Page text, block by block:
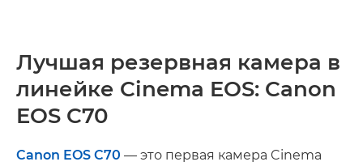
Лучшая резервная камера в
линейке Cinema EOS: Canon
EOS C70
Canon EOS C70 — это первая камера Cinema